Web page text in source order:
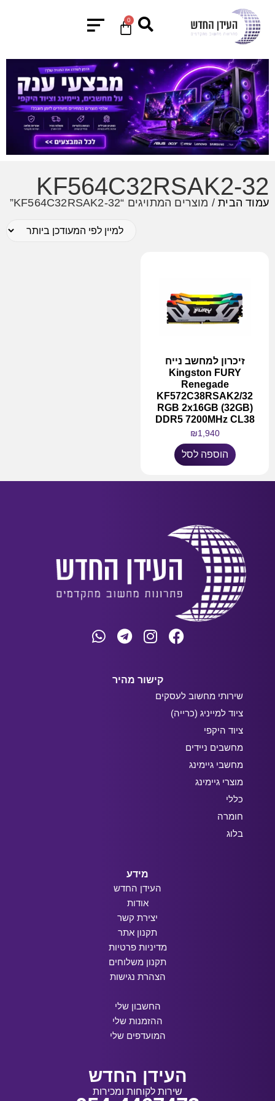
0
KF564C32RSAK2-32
עמוד הבית/ מוצרים המתויגים “KF564C32RSAK2-32”
זיכרון למחשב נייח
Kingston FURY
Renegade
KF572C38RSAK2/32
RGB 2x16GB (32GB)
DDR5 7200MHz CL38
₪1,940
הוספה לסל
קישור מהיר
שירותי מחשוב לעסקים
ציוד למייניג (כרייה)
ציוד היקפי
מחשבים ניידים
מחשבי גיימינג
מוצרי גיימינג
כללי
חומרה
בלוג
מידע
העידן החדש
אודות
יצירת קשר
תקנון אתר
מדיניות פרטיות
תקנון משלוחים
הצהרת נגישות
החשבון שלי
ההזמנות שלי
המועדפים שלי
העידן החדש
שירות לקוחות ומכירות